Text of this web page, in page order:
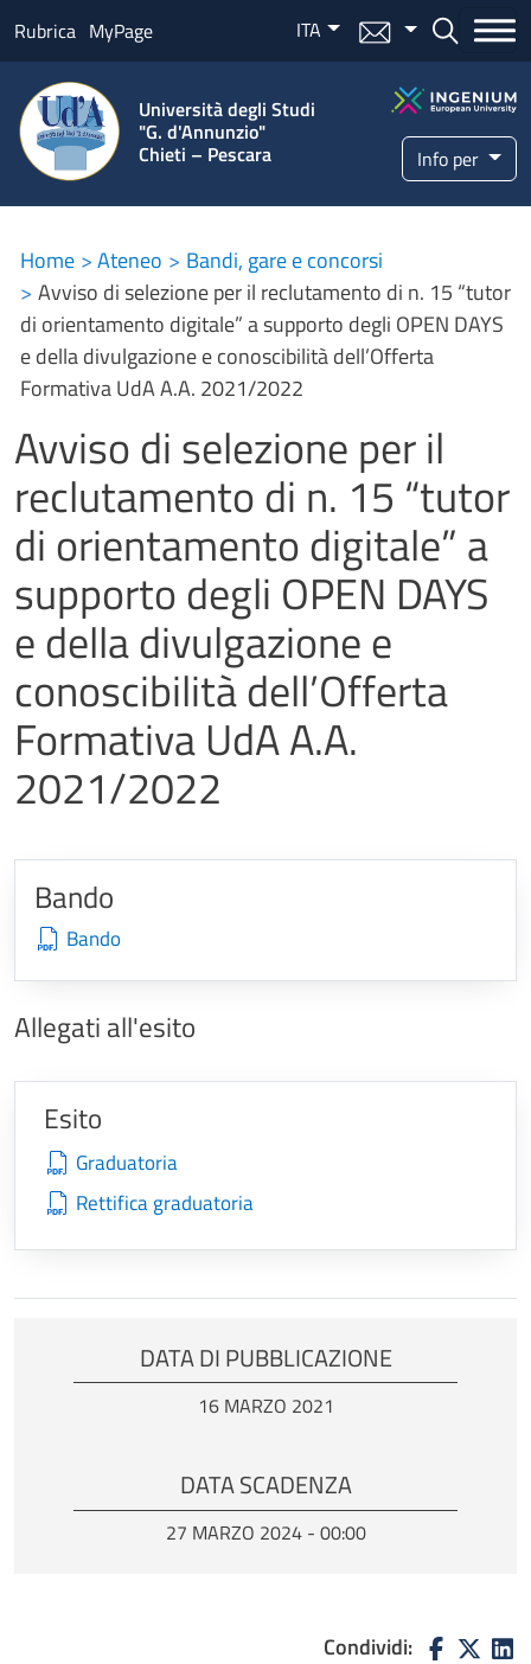
Salta al contenuto principale
Rubrica MyPage ITA Menu mail Bottone
Università degli Studi
"G. d'Annunzio"
Chieti – Pescara Info per
Home Ateneo
Bandi, gare e concorsi
Avviso di selezione per il reclutamento di n. 15 “tutor
di orientamento digitale” a supporto degli OPEN DAYS
e della divulgazione e conoscibilità dell’Offerta
Formativa UdA A.A. 2021/2022
Avviso di selezione per il
reclutamento di n. 15 “tutor
di orientamento digitale” a
supporto degli OPEN DAYS
e della divulgazione e
conoscibilità dell’Offerta
Formativa UdA A.A.
2021/2022
Bando
Bando
Allegati all'esito
Esito
Graduatoria
Rettifica graduatoria
DATA DI PUBBLICAZIONE
16 MARZO 2021
DATA SCADENZA
27 MARZO 2024 - 00:00
Condividi: